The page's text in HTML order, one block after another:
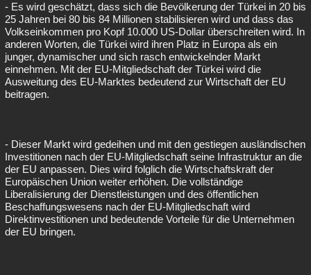
- Es wird geschätzt, dass sich die Bevölkerung der Türkei in 20 bis
25 Jahren bei 80 bis 84 Millionen stabilisieren wird und dass das
Volkseinkommen pro Kopf 10.000 US-Dollar überschreiten wird. In
anderen Worten, die Türkei wird ihren Platz in Europa als ein
junger, dynamischer und sich rasch entwickelnder Markt
einnehmen. Mit der EU-Mitgliedschaft der Türkei wird die
Ausweitung des EU-Marktes bedeutend zur Wirtschaft der EU
beitragen.
- Dieser Markt wird gedeihen und mit den gestiegen ausländischen
Investitionen nach der EU-Mitgliedschaft seine Infrastruktur an die
der EU anpassen. Dies wird folglich die Wirtschaftskraft der
Europäischen Union weiter erhöhen. Die vollständige
Liberalisierung der Dienstleistungen und des öffentlichen
Beschaffungswesens nach der EU-Mitgliedschaft wird
Direktinvestitionen und bedeutende Vorteile für die Unternehmen
der EU bringen.